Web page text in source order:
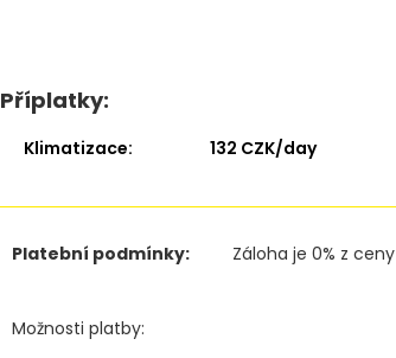
Příplatky:
Klimatizace: 132 CZK/day
Platební podmínky: Záloha je 0% z ceny
Možnosti platby: